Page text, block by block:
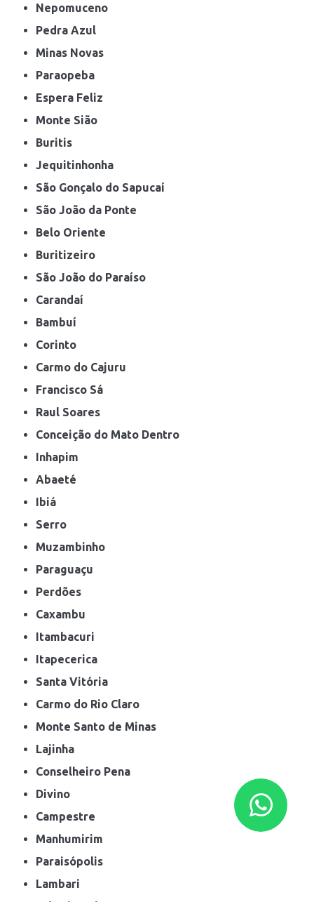
Nepomuceno
Pedra Azul
Minas Novas
Paraopeba
Espera Feliz
Monte Sião
Buritis
Jequitinhonha
São Gonçalo do Sapucaí
São João da Ponte
Belo Oriente
Buritizeiro
São João do Paraíso
Carandaí
Bambuí
Corinto
Carmo do Cajuru
Francisco Sá
Raul Soares
Conceição do Mato Dentro
Inhapim
Abaeté
Ibiá
Serro
Muzambinho
Paraguaçu
Perdões
Caxambu
Itambacuri
Itapecerica
Santa Vitória
Carmo do Rio Claro
Monte Santo de Minas
Lajinha
Conselheiro Pena
Divino
Campestre
Manhumirim
Paraisópolis
Lambari